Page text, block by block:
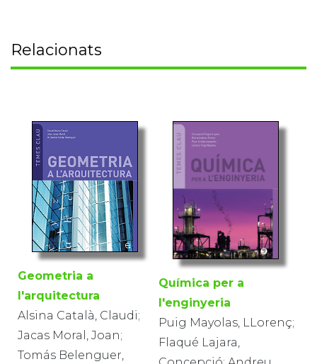
Relacionats
Geometria a
l'arquitectura
Alsina Català, Claudi;
Jacas Moral, Joan;
Tomás Belenguer,
Química per a
l'enginyeria
Puig Mayolas, LLorenç;
Flaqué Lajara,